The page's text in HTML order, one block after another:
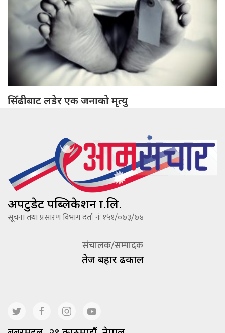
सिँढीबाट लडेर एक जनाको मृत्यु
अपटुडेट पब्लिकेशन प्रा.लि.
सूचना तथा प्रसारण विभाग दर्ता नंः १५१/०७३/७४
संचालक/सम्पादक
तेज बहादूर ढकाल